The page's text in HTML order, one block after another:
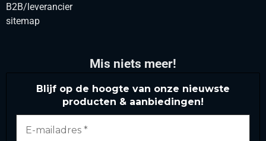
B2B/leverancier
sitemap
Mis niets meer!
Blijf op de hoogte van onze nieuwste
producten & aanbiedingen!